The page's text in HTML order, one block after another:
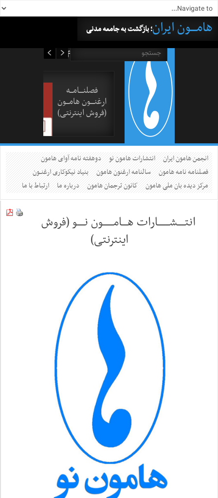
هامــــون ایران؛ بازگشت به جامعه مدنی
فصلنــــامـــه
ارغنــــون هامـــون
(فروش اینترنتی)
انجمن هامون ایران انتشارات هامون نو
دوهفته نامه آوای هامون
فصلنامه نامه هامون
سالنامه ارغنون هامون
بنیاد نیکوکاری ارغنــون
مرکز دیده بان ملی هامون
کانون ترجمان هامون درباره ما ارتباط با ما
انتـــــشــــــــارات هــــامـــــــون نـــــو (فروش
اینترنتی)